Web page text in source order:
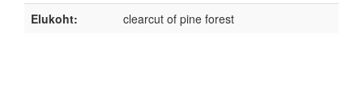
Elukoht:
clearcut of pine forest